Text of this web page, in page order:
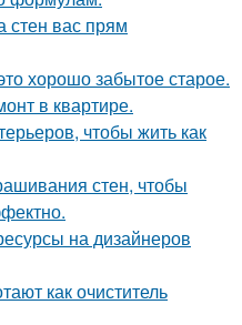
стен вас прям
хорошо забытое старое.
в квартире.
чтобы жить как
стен, чтобы
на дизайнеров
как очиститель